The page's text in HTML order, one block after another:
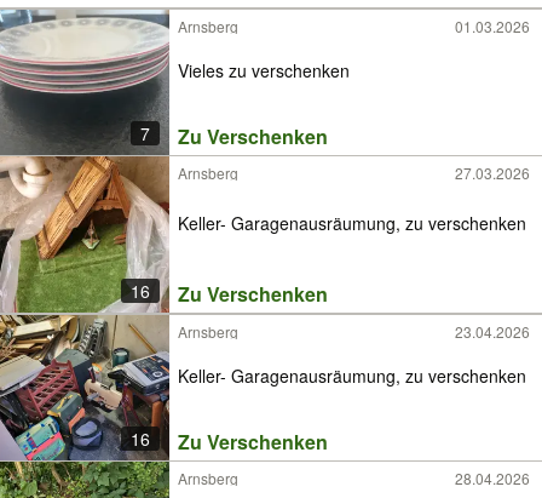
7
Arnsberg 01.03.2026
Vieles zu verschenken
Zu Verschenken
16
Arnsberg 27.03.2026
Keller- Garagenausräumung, zu verschenken
Zu Verschenken
16
Arnsberg 23.04.2026
Keller- Garagenausräumung, zu verschenken
Zu Verschenken
Arnsberg 28.04.2026